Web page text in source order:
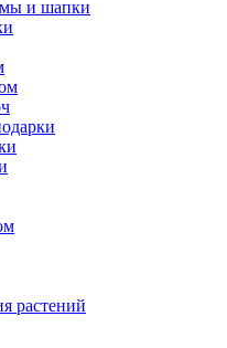
и шапки
растений